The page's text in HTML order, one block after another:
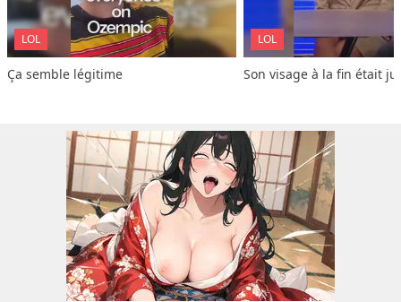
LOL
Ça semble légitime
LOL
Son visage à la fin était